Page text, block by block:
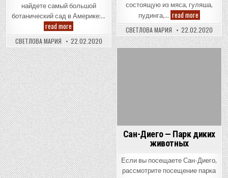
найдете самый большой
ботанический сад в Америке:…
read more
самый
большой
в
Америке
тропический
ботанический
сад
СВЕТЛОВА МАРИЯ 22.02.2020
состоящую из мяса, гуляша,
пудинга,… read moreТомас
гурман
СВЕТЛОВА МАРИЯ 22.02.2020
Сан-Диего — Парк диких
животных
Если вы посещаете Сан-Диего,
рассмотрите посещение парка